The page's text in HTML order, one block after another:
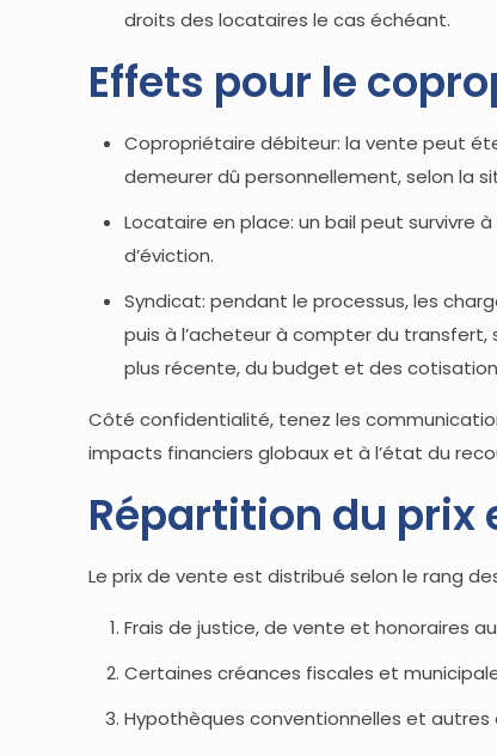
droits des locataires le cas échéant.
Effets pour le
Copropriétaire débiteur: la vente peut
demeurer dû personnellement, selon la
Locataire en place: un bail peut survivre
d’éviction.
Syndicat: pendant le processus, les
puis à l’acheteur à compter du transfert,
plus récente, du budget et des
Côté confidentialité, tenez les
impacts financiers globaux et à l’état du
Répartition du prix
Le prix de vente est distribué selon le rang
Frais de justice, de vente et honoraires
Certaines créances fiscales et
Hypothèques conventionnelles et autres